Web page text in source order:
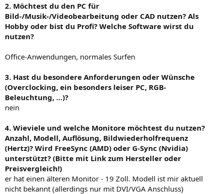
2. Möchtest du den PC für
Bild-/Musik-/Videobearbeitung oder CAD nutzen? Als
Hobby oder bist du Profi? Welche Software wirst du
nutzen?
Office-Anwendungen, normales Surfen
3. Hast du besondere Anforderungen oder Wünsche
(Overclocking, ein besonders leiser PC, RGB-
Beleuchtung, …)?
nein
4. Wieviele und welche Monitore möchtest du nutzen?
Anzahl, Modell, Auflösung, Bildwiederholfrequenz
(Hertz)? Wird FreeSync (AMD) oder G-Sync (Nvidia)
unterstützt? (Bitte mit Link zum Hersteller oder
Preisvergleich!)
er hat einen älteren Monitor - 19 Zoll. Modell ist mir aktuell
nicht bekannt (allerdings nur mit DVI/VGA Anschluss)